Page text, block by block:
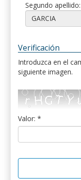
Segundo apellido:
Verificación
Introduzca en el
siguiente imagen.
Valor: *